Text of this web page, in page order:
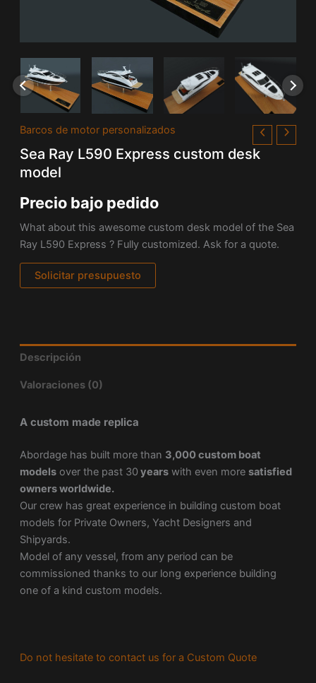
Barcos de motor personalizados
Sea Ray L590 Express custom desk
model
Precio bajo pedido
What about this awesome custom desk model of the Sea
Ray L590 Express ? Fully customized. Ask for a quote.
Solicitar presupuesto
Descripción
Valoraciones (0)
A custom made replica
Abordage has built more than 3,000 custom boat
modelsover the past 30 yearswith even more satisfied
owners worldwide.
Our crew has great experience in building custom boat
models for Private Owners, Yacht Designers and
Shipyards.
Model of any vessel, from any period can be
commissioned thanks to our long experience building
one of a kind custom models.
Do not hesitate to contact us for a Custom Quote